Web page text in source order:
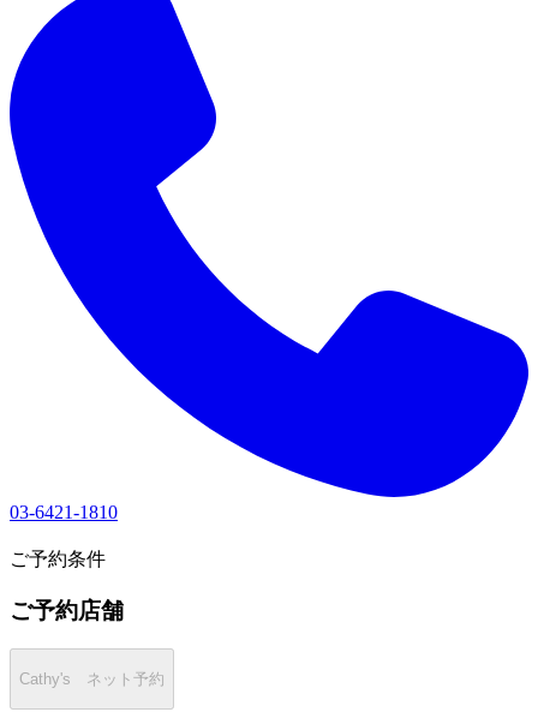
03-6421-1810
ご予約条件
ご予約店舗
Cathy's ネット予約